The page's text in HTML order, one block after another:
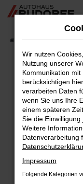
Zum
Fehler:
Beim Laden ist
Hier sind ein
Überprüfe
Laden andere
Suchmaschine?
Prüfe deine
Wir nutzen
Nutzung unserer
Kommunikation
berücksichtigen
verarbeiten Daten
wenn Sie uns Ihre
einem späteren
Sie die
Weitere
Datenverarbeitung
Impressum
Folgende Kategorien